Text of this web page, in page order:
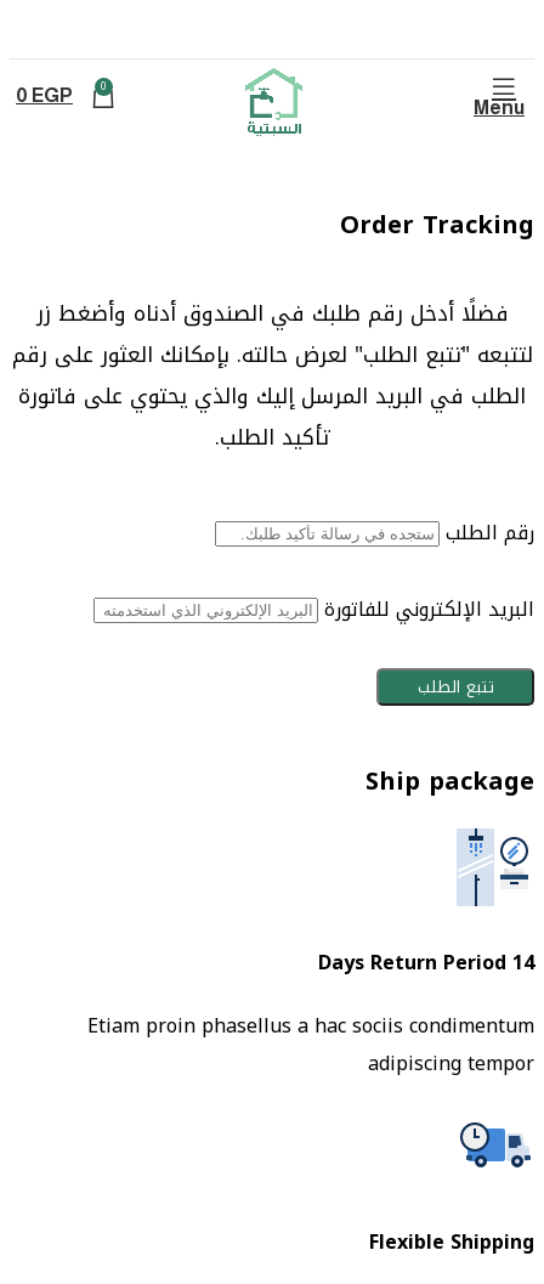
Menu
0
0 EGP
Order Tracking
فضلًا أدخل رقم طلبك في الصندوق أدناه وأضغط زر
لتتبعه "تتبع الطلب" لعرض حالته. بإمكانك العثور على رقم
الطلب في البريد المرسل إليك والذي يحتوي على فاتورة
تأكيد الطلب.
رقم الطلب
البريد الإلكتروني للفاتورة
تتبع الطلب
Ship package
14 Days Return Period
Etiam proin phasellus a hac sociis condimentum
adipiscing tempor
Flexible Shipping